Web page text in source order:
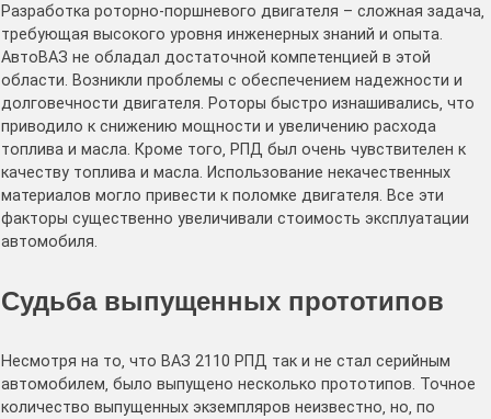
Разработка роторно-поршневого двигателя – сложная задача‚
требующая высокого уровня инженерных знаний и опыта․
АвтоВАЗ не обладал достаточной компетенцией в этой
области․ Возникли проблемы с обеспечением надежности и
долговечности двигателя․ Роторы быстро изнашивались‚ что
приводило к снижению мощности и увеличению расхода
топлива и масла․ Кроме того‚ РПД был очень чувствителен к
качеству топлива и масла․ Использование некачественных
материалов могло привести к поломке двигателя․ Все эти
факторы существенно увеличивали стоимость эксплуатации
автомобиля․
Судьба выпущенных прототипов
Несмотря на то‚ что ВАЗ 2110 РПД так и не стал серийным
автомобилем‚ было выпущено несколько прототипов․ Точное
количество выпущенных экземпляров неизвестно‚ но‚ по